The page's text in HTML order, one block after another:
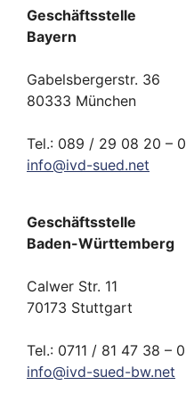
Geschäftsstelle
Bayern
Gabelsbergerstr. 36
80333 München
Tel.: 089 / 29 08 20 – 0
info@ivd-sued.net
Geschäftsstelle
Baden-Württemberg
Calwer Str. 11
70173 Stuttgart
Tel.: 0711 / 81 47 38 – 0
info@ivd-sued-bw.net